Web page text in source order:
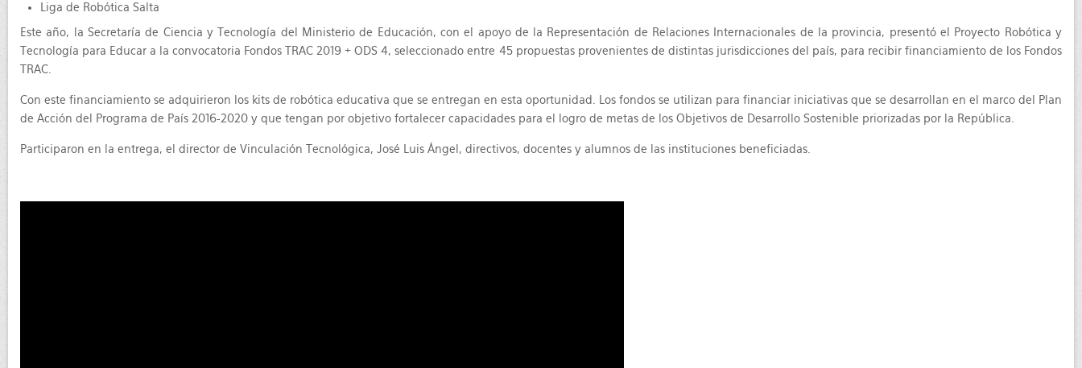
Liga de Robótica Salta
Este año, la Secretaría de Ciencia y Tecnología del Ministerio de Educación, con el apoyo de la Representación de Relaciones Internacionales de la provincia, presentó el Proyecto Robótica y
Tecnología para Educar a la convocatoria Fondos TRAC 2019 + ODS 4, seleccionado entre 45 propuestas provenientes de distintas jurisdicciones del país, para recibir financiamiento de los Fondos
TRAC.
Con este financiamiento se adquirieron los kits de robótica educativa que se entregan en esta oportunidad. Los fondos se utilizan para financiar iniciativas que se desarrollan en el marco del Plan
de Acción del Programa de País 2016-2020 y que tengan por objetivo fortalecer capacidades para el logro de metas de los Objetivos de Desarrollo Sostenible priorizadas por la República.
Participaron en la entrega, el director de Vinculación Tecnológica, José Luis Ángel, directivos, docentes y alumnos de las instituciones beneficiadas.